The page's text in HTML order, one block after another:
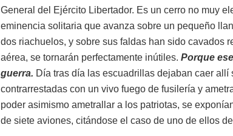
General del Ejército Libertador. Es un cerro no muy
eminencia solitaria que avanza sobre un pequeño
dos riachuelos, y sobre sus faldas han sido cavados
aérea, se tornarán perfectamente inútiles. Porque
guerra. Día tras día las escuadrillas dejaban caer
contrarrestadas con un vivo fuego de fusilería y
poder asimismo ametrallar a los patriotas, se
de siete aviones, citándose el caso de uno de ellos